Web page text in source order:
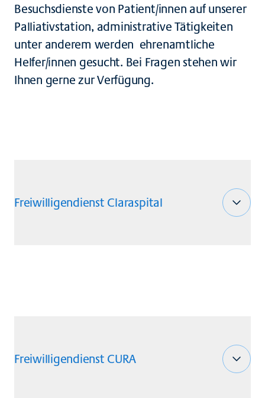
Besuchsdienste von Patient/innen auf unserer
Palliativstation, administrative Tätigkeiten
unter anderem werden ehrenamtliche
Helfer/innen gesucht. Bei Fragen stehen wir
Ihnen gerne zur Verfügung.
Freiwilligendienst Claraspital
Freiwilligendienst CURA